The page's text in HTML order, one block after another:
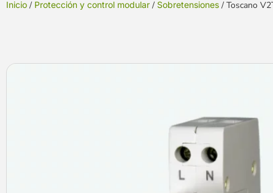
Inicio / Protección y control modular / Sobretensiones / Toscano